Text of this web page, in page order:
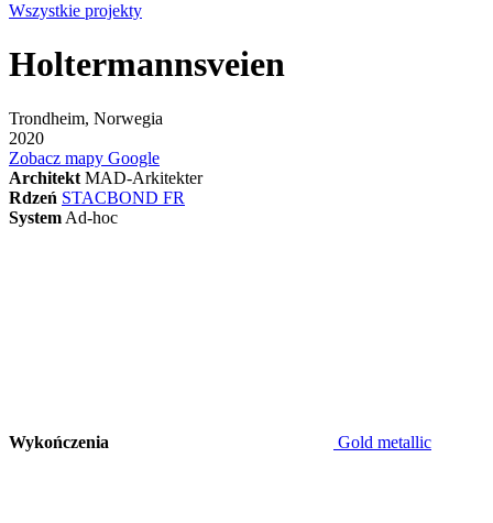
Wszystkie projekty
Holtermannsveien
Trondheim, Norwegia
2020
Zobacz mapy Google
Architekt MAD-Arkitekter
Rdzeń STACBOND FR
System Ad-hoc
Wykończenia Gold metallic